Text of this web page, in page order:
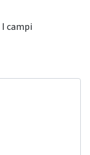
I campi